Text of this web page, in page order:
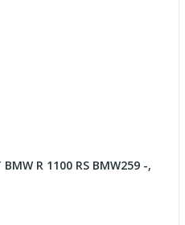
R 1100 RS BMW259 -,